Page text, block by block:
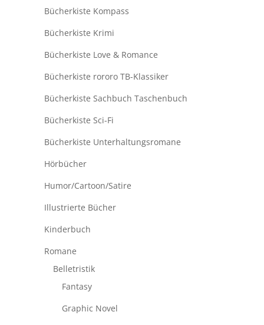
Bücherkiste Kompass
Bücherkiste Krimi
Bücherkiste Love & Romance
Bücherkiste rororo TB-Klassiker
Bücherkiste Sachbuch Taschenbuch
Bücherkiste Sci-Fi
Bücherkiste Unterhaltungsromane
Hörbücher
Humor/Cartoon/Satire
Illustrierte Bücher
Kinderbuch
Romane
Belletristik
Fantasy
Graphic Novel